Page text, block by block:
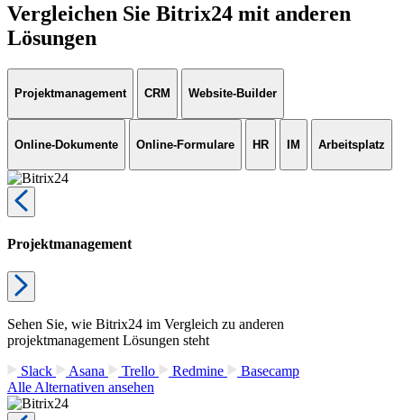
Vergleichen Sie Bitrix24 mit anderen
Lösungen
Projektmanagement CRM Website-Builder
Online-Dokumente Online-Formulare HR IM Arbeitsplatz
Projektmanagement
Sehen Sie, wie Bitrix24 im Vergleich zu anderen
projektmanagement Lösungen steht
Slack
Asana Trello Redmine
Basecamp
Alle Alternativen ansehen